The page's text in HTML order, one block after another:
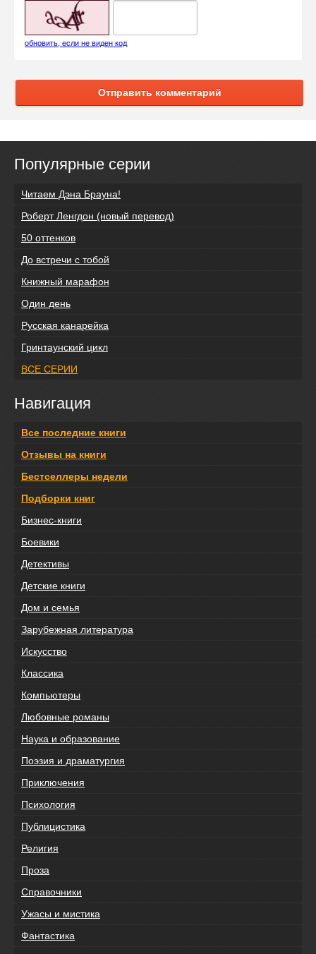
обновить, если не виден код
Отправить комментарий
Популярные серии
Читаем Дэна Брауна!
Роберт Ленгдон (новый перевод)
50 оттенков
До встречи с тобой
Книжный марафон
Один день
Русская канарейка
Гринтаунский цикл
ВСЕ СЕРИИ
Навигация
Все последние книги
Отзывы на книги
Бестселлеры недели
Подборки книг
Бизнес-книги
Боевики
Детективы
Детские книги
Дом и семья
Зарубежная литература
Искусство
Классика
Компьютеры
Любовные романы
Наука и образование
Поэзия и драматургия
Приключения
Психология
Публицистика
Религия
Проза
Справочники
Ужасы и мистика
Фантастика